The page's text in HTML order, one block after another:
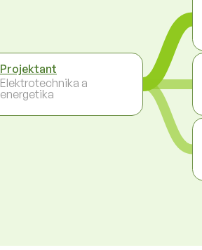
Projektant
Elektrotechnika a
energetika